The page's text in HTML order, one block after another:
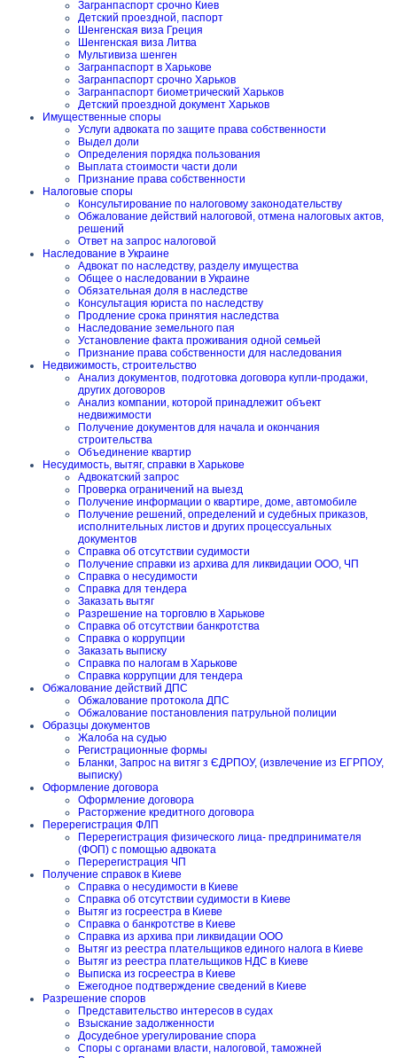
Загранпаспорт срочно Киев
Детский проездной, паспорт
Шенгенская виза Греция
Шенгенская виза Литва
Мультивиза шенген
Загранпаспорт в Харькове
Загранпаспорт срочно Харьков
Загранпаспорт биометрический Харьков
Детский проездной документ Харьков
Имущественные споры
Услуги адвоката по защите права собственности
Выдел доли
Определения порядка пользования
Выплата стоимости части доли
Признание права собственности
Налоговые споры
Консультирование по налоговому законодательству
Обжалование действий налоговой, отмена налоговых актов,
решений
Ответ на запрос налоговой
Наследование в Украине
Адвокат по наследству, разделу имущества
Общее о наследовании в Украине
Обязательная доля в наследстве
Консультация юриста по наследству
Продление срока принятия наследства
Наследование земельного пая
Установление факта проживания одной семьей
Признание права собственности для наследования
Недвижимость, строительство
Анализ документов, подготовка договора купли-продажи,
других договоров
Анализ компании, которой принадлежит объект
недвижимости
Получение документов для начала и окончания
строительства
Объединение квартир
Несудимость, вытяг, справки в Харькове
Адвокатский запрос
Проверка ограничений на выезд
Получение информации о квартире, доме, автомобиле
Получение решений, определений и судебных приказов,
исполнительных листов и других процессуальных
документов
Справка об отсутствии судимости
Получение справки из архива для ликвидации ООО, ЧП
Справка о несудимости
Справка для тендера
Заказать вытяг
Разрешение на торговлю в Харькове
Справка об отсутствии банкротства
Справка о коррупции
Заказать выписку
Справка по налогам в Харькове
Справка коррупции для тендера
Обжалование действий ДПС
Обжалование протокола ДПС
Обжалование постановления патрульной полиции
Образцы документов
Жалоба на судью
Регистрационные формы
Бланки, Запрос на витяг з ЄДРПОУ, (извлечение из ЕГРПОУ,
выписку)
Оформление договора
Оформление договора
Расторжение кредитного договора
Перерегистрация ФЛП
Перерегистрация физического лица- предпринимателя
(ФОП) с помощью адвоката
Перерегистрация ЧП
Получение справок в Киеве
Справка о несудимости в Киеве
Справка об отсутствии судимости в Киеве
Вытяг из госреестра в Киеве
Справка о банкротстве в Киеве
Справка из архива при ликвидации ООО
Вытяг из реестра плательщиков единого налога в Киеве
Вытяг из реестра плательщиков НДС в Киеве
Выписка из госреестра в Киеве
Ежегодное подтверждение сведений в Киеве
Разрешение споров
Представительство интересов в судах
Взыскание задолженности
Досудебное урегулирование спора
Споры с органами власти, налоговой, таможней